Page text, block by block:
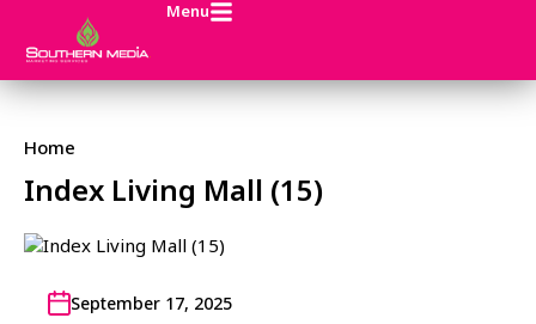
Menu
Home
Index Living Mall (15)
September 17, 2025